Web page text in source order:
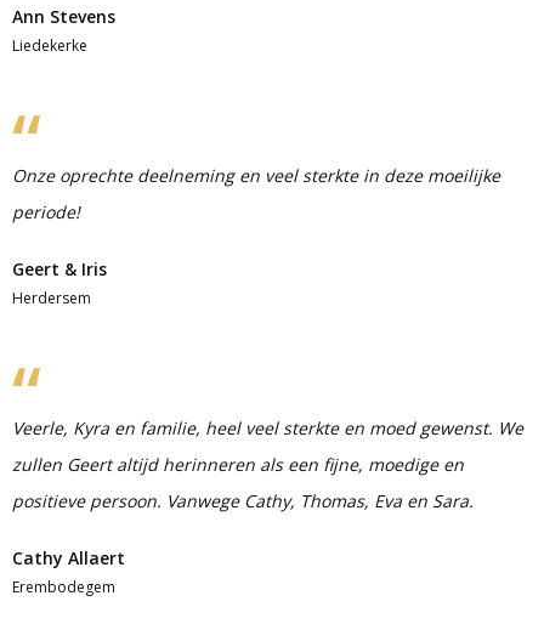
Ann Stevens
Liedekerke
Onze oprechte deelneming en veel sterkte in deze moeilijke
periode!
Geert & Iris
Herdersem
Veerle, Kyra en familie, heel veel sterkte en moed gewenst. We
zullen Geert altijd herinneren als een fijne, moedige en
positieve persoon. Vanwege Cathy, Thomas, Eva en Sara.
Cathy Allaert
Erembodegem